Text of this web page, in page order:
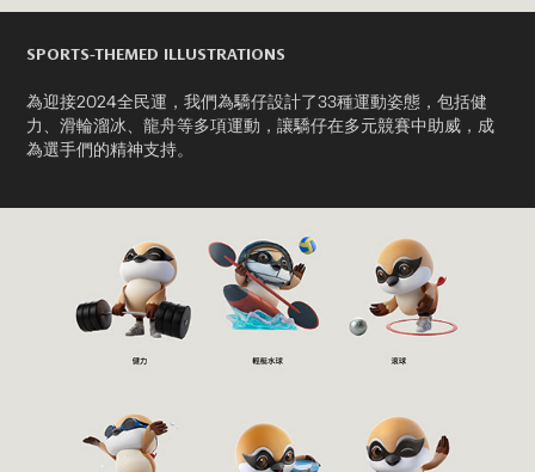
SPORTS-THEMED ILLUSTRATIONS
為迎接2024全民運，我們為驕仔設計了33種運動姿態，包括健
力、滑輪溜冰、龍舟等多項運動，讓驕仔在多元競賽中助威，成
為選手們的精神支持。